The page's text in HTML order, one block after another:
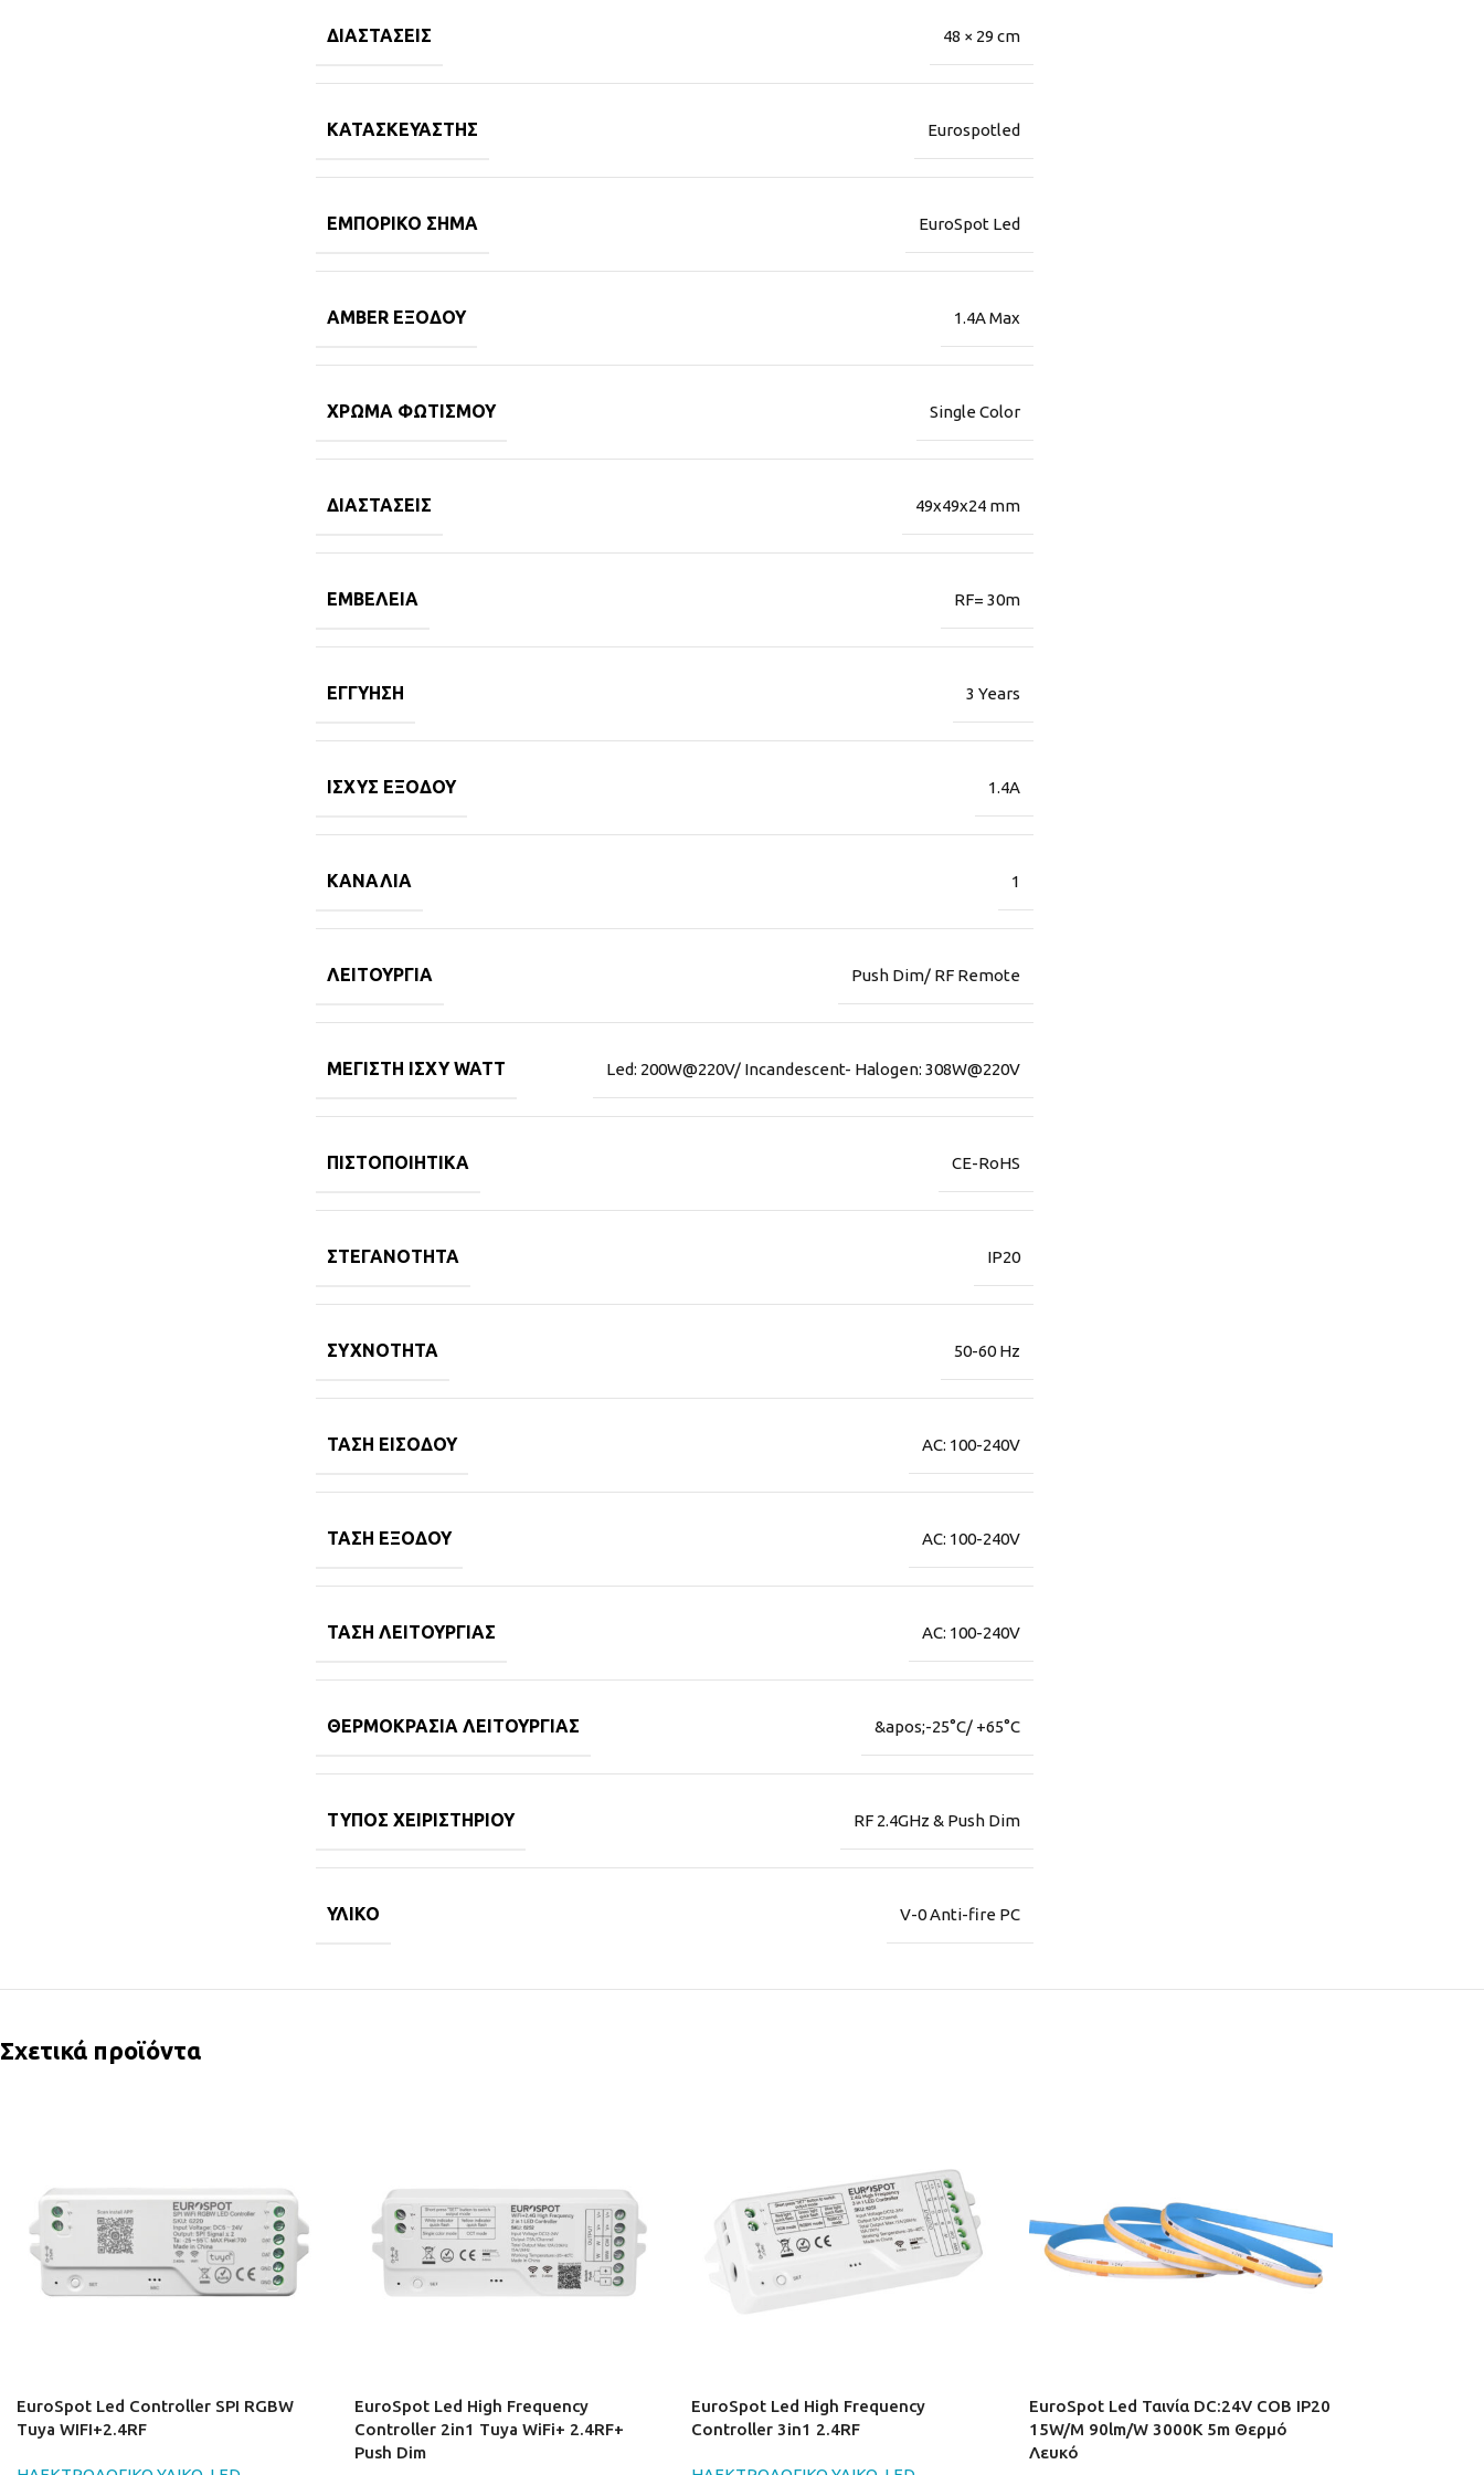
ΔΙΑΣΤΆΣΕΙΣ 48 × 29 cm
ΚΑΤΑΣΚΕΥΑΣΤΉΣ Eurospotled
ΕΜΠΟΡΙΚΌ ΣΉΜΑ EuroSpot Led
AMBER ΕΞΌΔΟΥ 1.4A Max
ΧΡΏΜΑ ΦΩΤΙΣΜΟΎ Single Color
ΔΙΑΣΤΆΣΕΙΣ 49x49x24 mm
ΕΜΒΈΛΕΙΑ RF= 30m
ΕΓΓΎΗΣΗ 3 Years
ΙΣΧΎΣ ΕΞΌΔΟΥ 1.4A
ΚΑΝΆΛΙΑ 1
ΛΕΙΤΟΥΡΓΊΑ Push Dim/ RF Remote
ΜΈΓΙΣΤΗ ΙΣΧΎ WATT Led: 200W@220V/ Incandescent- Halogen: 308W@220V
ΠΙΣΤΟΠΟΙΗΤΙΚΆ CE-RoHS
ΣΤΕΓΑΝΌΤΗΤΑ IP20
ΣΥΧΝΌΤΗΤΑ 50-60 Hz
ΤΆΣΗ ΕΙΣΌΔΟΥ AC: 100-240V
ΤΆΣΗ ΕΞΌΔΟΥ AC: 100-240V
ΤΆΣΗ ΛΕΙΤΟΥΡΓΊΑΣ AC: 100-240V
ΘΕΡΜΟΚΡΑΣΊΑ ΛΕΙΤΟΥΡΓΊΑΣ &apos;-25°C/ +65°C
ΤΎΠΟΣ ΧΕΙΡΙΣΤΗΡΊΟΥ RF 2.4GHz & Push Dim
ΥΛΙΚΌ V-0 Anti-fire PC
Σχετικά προϊόντα
EuroSpot Led Controller SPI RGBW
Tuya WIFI+2.4RF
EuroSpot Led High Frequency
Controller 2in1 Tuya WiFi+ 2.4RF+
Push Dim
EuroSpot Led High Frequency
Controller 3in1 2.4RF
EuroSpot Led Ταινία DC:24V COB IP20
15W/M 90lm/W 3000K 5m Θερμό
Λευκό